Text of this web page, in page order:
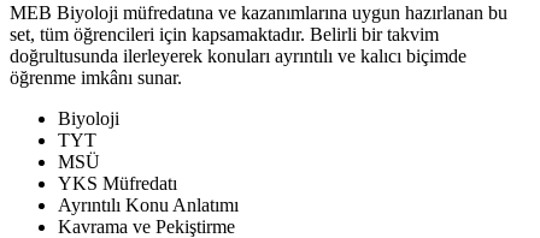
MEB Biyoloji müfredatına ve kazanımlarına uygun hazırlanan bu
set, tüm öğrencileri için kapsamaktadır. Belirli bir takvim
doğrultusunda ilerleyerek konuları ayrıntılı ve kalıcı biçimde
öğrenme imkânı sunar.
Biyoloji
TYT
MSÜ
YKS Müfredatı
Ayrıntılı Konu Anlatımı
Kavrama ve Pekiştirme